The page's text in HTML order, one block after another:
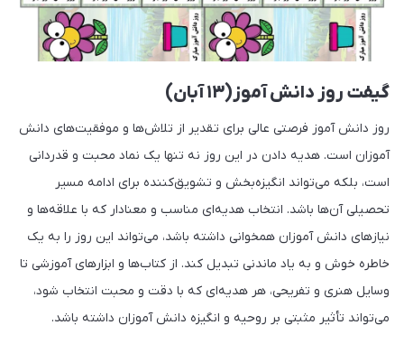
گیفت روز دانش آموز(۱۳ آبان)
روز دانش آموز فرصتی عالی برای تقدیر از تلاش‌ها و موفقیت‌های دانش
آموزان است. هدیه‌ دادن در این روز نه تنها یک نماد محبت و قدردانی
است، بلکه می‌تواند انگیزه‌بخش و تشویق‌کننده برای ادامه مسیر
تحصیلی آن‌ها باشد. انتخاب هدیه‌ای مناسب و معنادار که با علاقه‌ها و
نیازهای دانش آموزان همخوانی داشته باشد، می‌تواند این روز را به یک
خاطره خوش و به یاد ماندنی تبدیل کند. از کتاب‌ها و ابزارهای آموزشی تا
وسایل هنری و تفریحی، هر هدیه‌ای که با دقت و محبت انتخاب شود،
می‌تواند تأثیر مثبتی بر روحیه و انگیزه دانش آموزان داشته باشد.